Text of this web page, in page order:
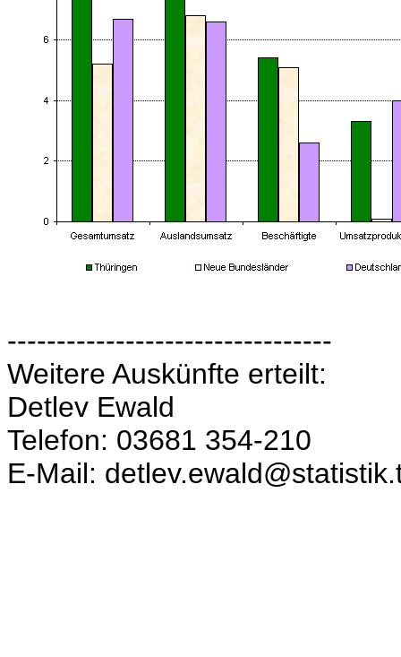
---------------------------------
Weitere Auskünfte erteilt:
Detlev Ewald
Telefon: 03681 354-210
E-Mail: